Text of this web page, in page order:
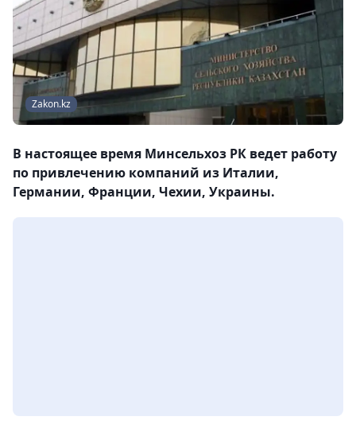
Zakon.kz
В настоящее время Минсельхоз РК ведет работу
по привлечению компаний из Италии,
Германии, Франции, Чехии, Украины.